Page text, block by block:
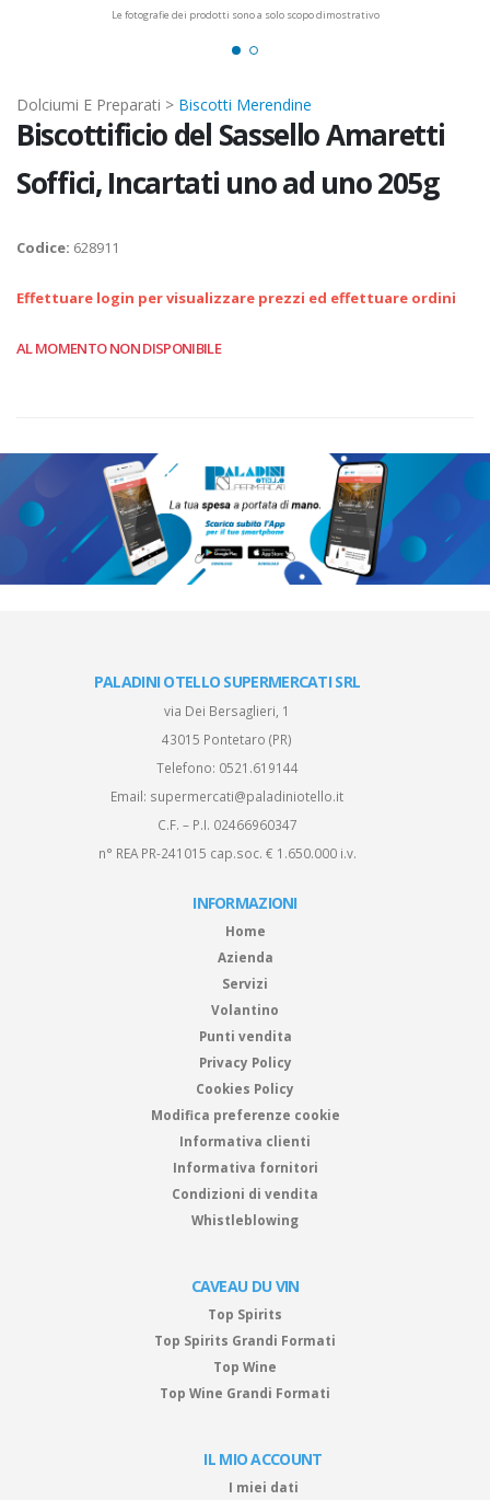
Le fotografie dei prodotti sono a solo scopo dimostrativo
Dolciumi E Preparati > Biscotti Merendine
Biscottificio del Sassello Amaretti
Soffici, Incartati uno ad uno 205g
Codice: 628911
Effettuare login per visualizzare prezzi ed effettuare ordini
AL MOMENTO NON DISPONIBILE
PALADINI OTELLO SUPERMERCATI SRL
via Dei Bersaglieri, 1
43015 Pontetaro (PR)
Telefono: 0521.619144
Email: supermercati@paladiniotello.it
C.F. – P.I. 02466960347
n° REA PR-241015 cap.soc. € 1.650.000 i.v.
INFORMAZIONI
Home
Azienda
Servizi
Volantino
Punti vendita
Privacy Policy
Cookies Policy
Modifica preferenze cookie
Informativa clienti
Informativa fornitori
Condizioni di vendita
Whistleblowing
CAVEAU DU VIN
Top Spirits
Top Spirits Grandi Formati
Top Wine
Top Wine Grandi Formati
IL MIO ACCOUNT
I miei dati